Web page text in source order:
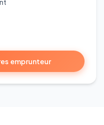
emprunteur